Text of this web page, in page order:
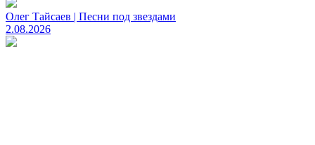
Олег Тайсаев | Песни под звездами
2.08.2026